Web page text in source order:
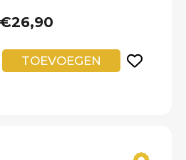
€26,90
TOEVOEGEN